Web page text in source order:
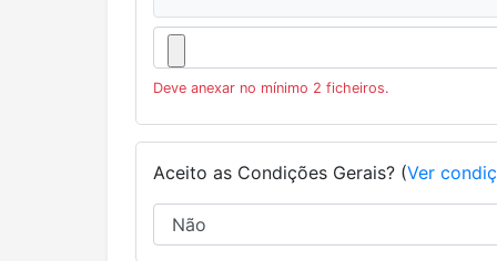
Deve anexar no mínimo 2 ficheiros.
Aceito as Condições Gerais? (Ver